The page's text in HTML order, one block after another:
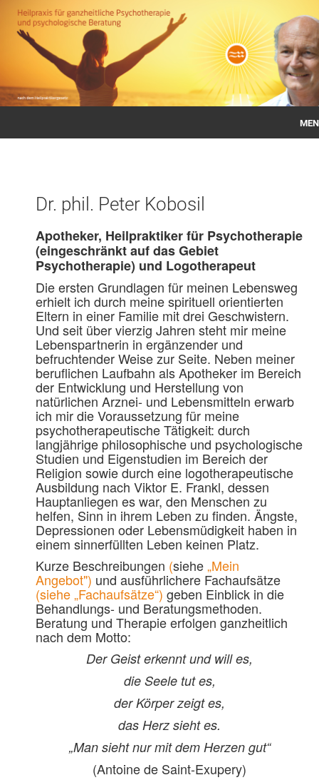
Fachaufsätze
Lehrbücher
Dr. phil. Peter Kobosil
Apotheker, Heilpraktiker für Psychotherapie
(eingeschränkt auf das Gebiet
Psychotherapie) und Logotherapeut
Die ersten Grundlagen für meinen Lebensweg
erhielt ich durch meine spirituell orientierten
Eltern in einer Familie mit drei Geschwistern.
Und seit über vierzig Jahren steht mir meine
Lebenspartnerin in ergänzender und
befruchtender Weise zur Seite. Neben meiner
beruflichen Laufbahn als Apotheker im Bereich
der Entwicklung und Herstellung von
natürlichen Arznei- und Lebensmitteln erwarb
ich mir die Voraussetzung für meine
psychotherapeutische Tätigkeit: durch
langjährige philosophische und psychologische
Studien und Eigenstudien im Bereich der
Religion sowie durch eine logotherapeutische
Ausbildung nach Viktor E. Frankl, dessen
Hauptanliegen es war, den Menschen zu
helfen, Sinn in ihrem Leben zu finden. Ängste,
Depressionen oder Lebensmüdigkeit haben in
einem sinnerfüllten Leben keinen Platz.
Kurze Beschreibungen (siehe„Mein
Angebot") und ausführlichere Fachaufsätze
(siehe „Fachaufsätze“) geben Einblick in die
Behandlungs- und Beratungsmethoden.
Beratung und Therapie erfolgen ganzheitlich
nach dem Motto:
Der Geist erkennt und will es,
die Seele tut es,
der Körper zeigt es,
das Herz sieht es.
„Man sieht nur mit dem Herzen gut“
(Antoine de Saint-Exupery)